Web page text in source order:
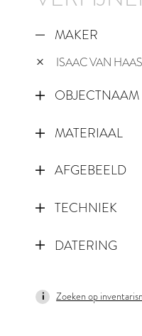
MAKER
ISAAC VAN
OBJECTNAAM
MATERIAAL
AFGEBEELD
TECHNIEK
DATERING
Zoeken op